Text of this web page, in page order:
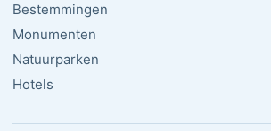
Bestemmingen
Monumenten
Natuurparken
Hotels